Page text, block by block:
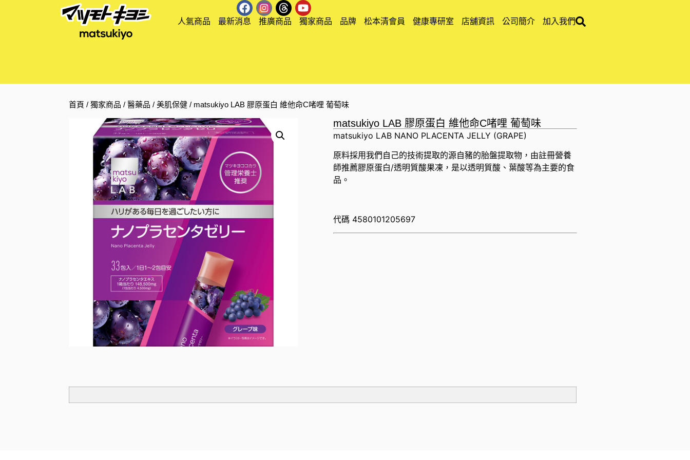
人氣商品 最新消息 推廣商品 獨家商品 品牌 松本清會員 健康專研室 店舖資訊 公司簡介 加入我們
首頁 /獨家商品 /醫藥品 /美肌保健 / matsukiyo LAB 膠原蛋白 維他命C啫哩 葡萄味
matsukiyo LAB 膠原蛋白 維他命C啫哩 葡萄味
matsukiyo LAB NANO PLACENTA JELLY (GRAPE)
原料採用我們自己的技術提取的源自豬的胎盤提取物，由註冊營養
師推薦膠原蛋白/透明質酸果凍，是以透明質酸、葉酸等為主要的食
品。
代碼 4580101205697